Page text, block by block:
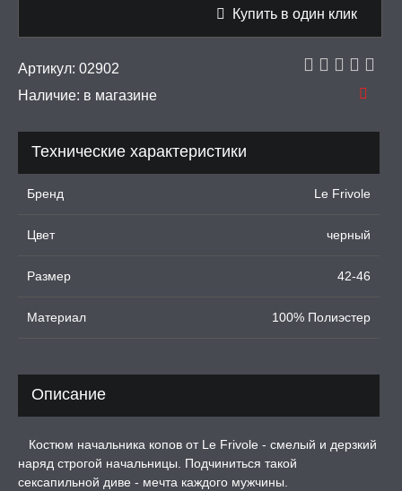
ФЕТИШ
НА ЧЛЕН
ДЛЯ СЕКСА
Купить в один клик
Артикул: 02902
Наличие: в магазине
Технические характеристики
Бренд Le Frivole
Цвет черный
Размер 42-46
Материал 100% Полиэстер
Описание
Костюм начальника копов от Le Frivole - смелый и дерзкий
наряд строгой начальницы. Подчиниться такой
сексапильной диве - мечта каждого мужчины.